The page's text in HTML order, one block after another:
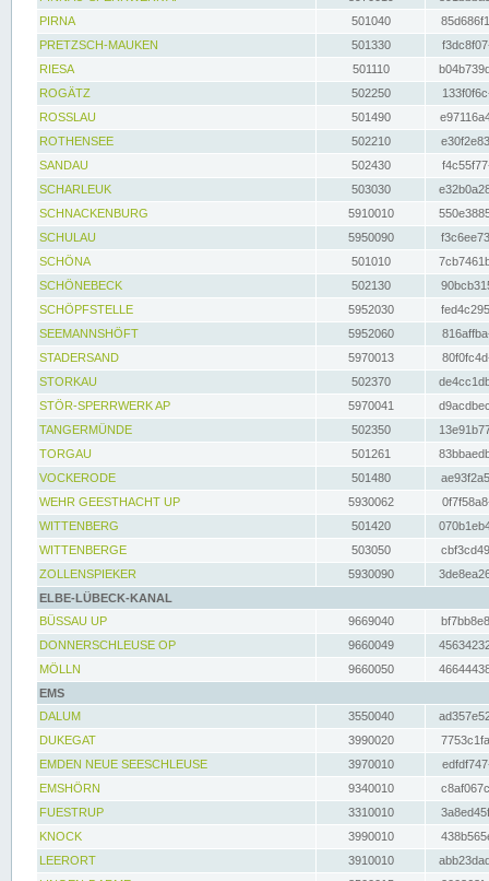
PIRNA
501040
PRETZSCH-MAUKEN
501330
RIESA
501110
ROGÄTZ
502250
ROSSLAU
501490
ROTHENSEE
502210
SANDAU
502430
SCHARLEUK
503030
SCHNACKENBURG
5910010
SCHULAU
5950090
SCHÖNA
501010
SCHÖNEBECK
502130
SCHÖPFSTELLE
5952030
SEEMANNSHÖFT
5952060
STADERSAND
5970013
STORKAU
502370
STÖR-SPERRWERK AP
5970041
TANGERMÜNDE
502350
TORGAU
501261
VOCKERODE
501480
WEHR GEESTHACHT UP
5930062
WITTENBERG
501420
WITTENBERGE
503050
ZOLLENSPIEKER
5930090
ELBE-LÜBECK-KANAL
BÜSSAU UP
9669040
DONNERSCHLEUSE OP
9660049
MÖLLN
9660050
EMS
DALUM
3550040
DUKEGAT
3990020
EMDEN NEUE SEESCHLEUSE
3970010
EMSHÖRN
9340010
FUESTRUP
3310010
KNOCK
3990010
LEERORT
3910010